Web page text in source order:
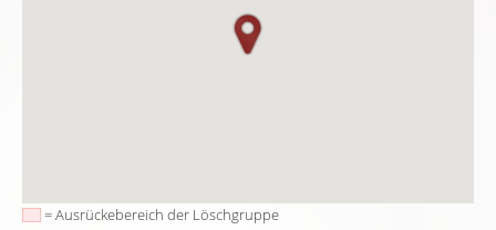
= Ausrückebereich der Löschgruppe